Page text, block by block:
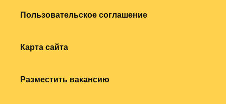
Пользовательское соглашение
Карта сайта
Разместить вакансию